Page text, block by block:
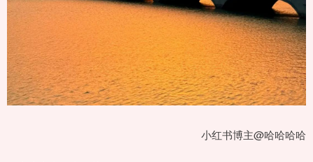
小红书博主@哈哈哈哈